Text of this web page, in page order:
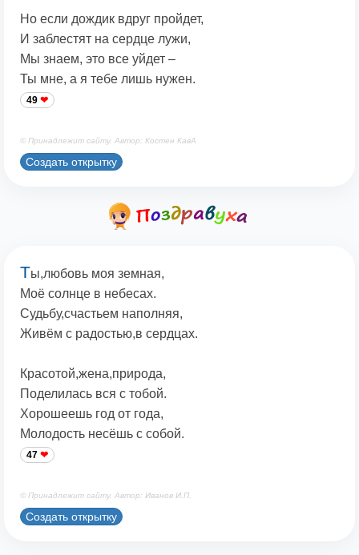
Но если дождик вдруг пройдет,
И заблестят на сердце лужи,
Мы знаем, это все уйдет –
Ты мне, а я тебе лишь нужен.
49
© Принадлежит сайту. Автор: Костен КавА
Создать открытку
Ты,любовь моя земная,
Моё солнце в небесах.
Судьбу,счастьем наполняя,
Живём с радостью,в сердцах.
Красотой,жена,природа,
Поделилась вся с тобой.
Хорошеешь год от года,
Молодость несёшь с собой.
47
© Принадлежит сайту. Автор: Иванов И.П.
Создать открытку